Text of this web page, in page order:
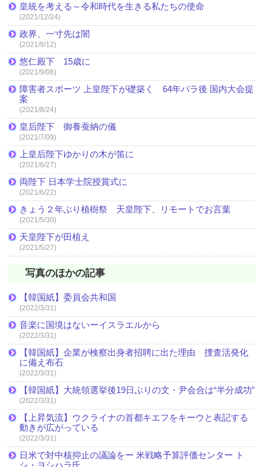
皇統を考える～令和時代を生きる私たちの使命
(2021/12/24)
政界、一寸先は闇
(2021/9/12)
悠仁殿下 15歳に
(2021/9/06)
障害者スポーツ 上皇陛下が礎築く 64年パラ後 国内大会提
案
(2021/8/24)
皇后陛下 御養蚕納の儀
(2021/7/09)
上皇后陛下ゆかりの木が笛に
(2021/6/27)
両陛下 日本学士院授賞式に
(2021/6/22)
きょう２年ぶり植樹祭 天皇陛下、リモートでお言葉
(2021/5/30)
天皇陛下が田植え
(2021/5/27)
写真のほかの記事
【韓国紙】委員会共和国
(2022/3/31)
音楽に国境はないーイスラエルから
(2022/3/31)
【韓国紙】企業が検察出身者招聘に出た理由 捜査活発化
に備え布石
(2022/3/31)
【韓国紙】大統領選挙後19日ぶりの文・尹会合は“半分成功”
(2022/3/31)
【上昇気流】ウクライナの首都キエフをキーウと表記する
動きが広がっている
(2022/3/31)
日米で対中核抑止の議論をー 米戦略予算評価センター ト